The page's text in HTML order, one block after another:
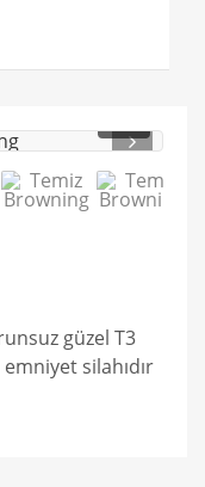
1/ 5
güzel T3
silahıdır